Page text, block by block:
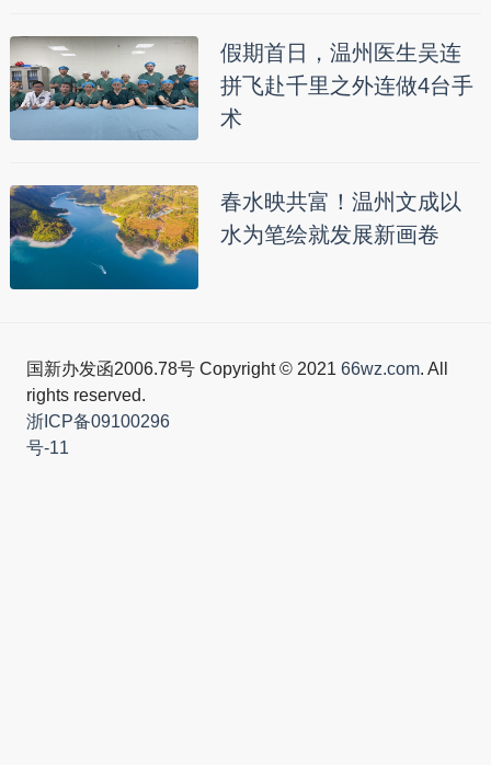
假期首日，温州医生吴连
拼飞赴千里之外连做4台手
术
春水映共富！温州文成以
水为笔绘就发展新画卷
国新办发函2006.78号 Copyright © 2021 66wz.com. All
rights reserved.
浙ICP备09100296
号-11